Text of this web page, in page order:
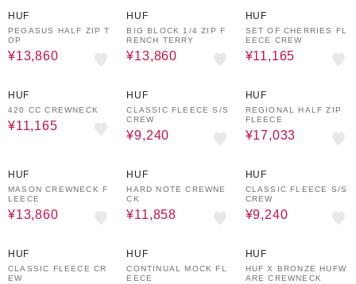
HUF
PEGASUS HALF ZIP T
OP
¥13,860
HUF
BIG BLOCK 1/4 ZIP F
RENCH TERRY
¥13,860
HUF
SET OF CHERRIES FL
EECE CREW
¥11,165
HUF
420 CC CREWNECK
¥11,165
HUF
CLASSIC FLEECE S/S
CREW
¥9,240
HUF
REGIONAL HALF ZIP
FLEECE
¥17,033
HUF
MASON CREWNECK F
LEECE
¥13,860
HUF
HARD NOTE CREWNE
CK
¥11,858
HUF
CLASSIC FLEECE S/S
CREW
¥9,240
HUF
CLASSIC FLEECE CR
EW
HUF
CONTINUAL MOCK FL
EECE
HUF
HUF X BRONZE HUFW
ARE CREWNECK